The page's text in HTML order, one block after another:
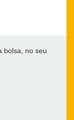
bolsa, no seu